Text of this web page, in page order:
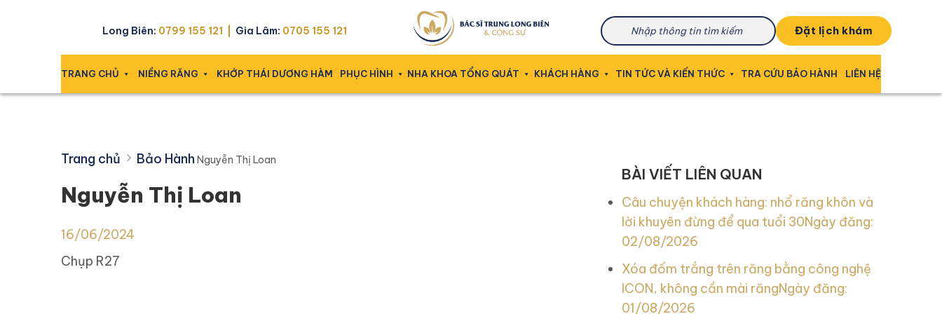
Nguyễn Thị Loan
Long Biên: 0799 155 121 | Gia Lâm: 0705 155 121 đặt lịch khám
TRANG CHỦ NIỀNG RĂNG KHỚP THÁI DƯƠNG HÀM PHỤC HÌNH NHA KHOA TỔNG QUÁT KHÁCH HÀNG TIN TỨC VÀ KIẾN THỨC TRA CỨU BẢO HÀNH LIÊN HỆ
Trang chủ Bảo Hành Nguyễn Thị Loan
Nguyễn Thị Loan
16/06/2024
Chụp R27
BÀI VIẾT LIÊN QUAN
Câu chuyện khách hàng: nhổ răng khôn và
lời khuyên đừng để qua tuổi 30Ngày đăng:
02/08/2026
Xóa đốm trắng trên răng bằng công nghệ
ICON, không cần mài răngNgày đăng:
01/08/2026